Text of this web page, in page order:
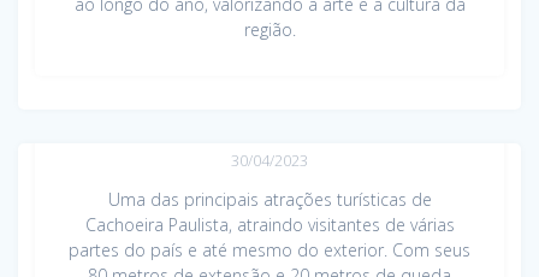
ao longo do ano, valorizando a arte e a cultura da
região.
30/04/2023
Uma das principais atrações turísticas de
Cachoeira Paulista, atraindo visitantes de várias
partes do país e até mesmo do exterior. Com seus